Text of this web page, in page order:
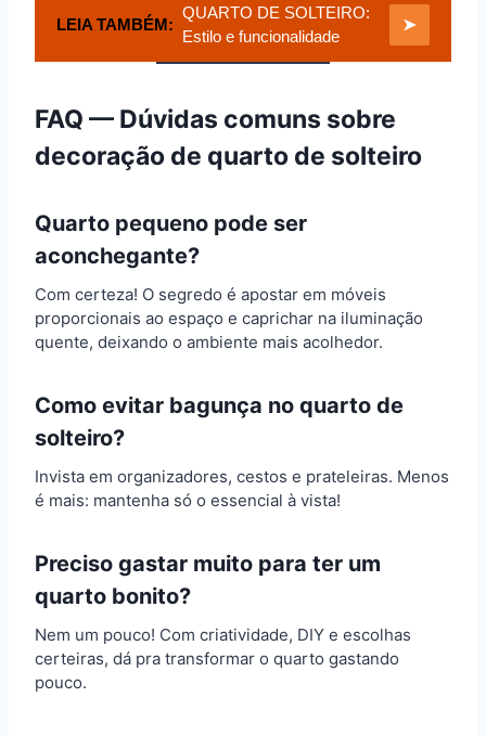
LEIA TAMBÉM:
QUARTO DE SOLTEIRO:
Estilo e funcionalidade
➤
FAQ — Dúvidas comuns sobre
decoração de quarto de solteiro
Quarto pequeno pode ser
aconchegante?
Com certeza! O segredo é apostar em móveis
proporcionais ao espaço e caprichar na iluminação
quente, deixando o ambiente mais acolhedor.
Como evitar bagunça no quarto de
solteiro?
Invista em organizadores, cestos e prateleiras. Menos
é mais: mantenha só o essencial à vista!
Preciso gastar muito para ter um
quarto bonito?
Nem um pouco! Com criatividade, DIY e escolhas
certeiras, dá pra transformar o quarto gastando
pouco.